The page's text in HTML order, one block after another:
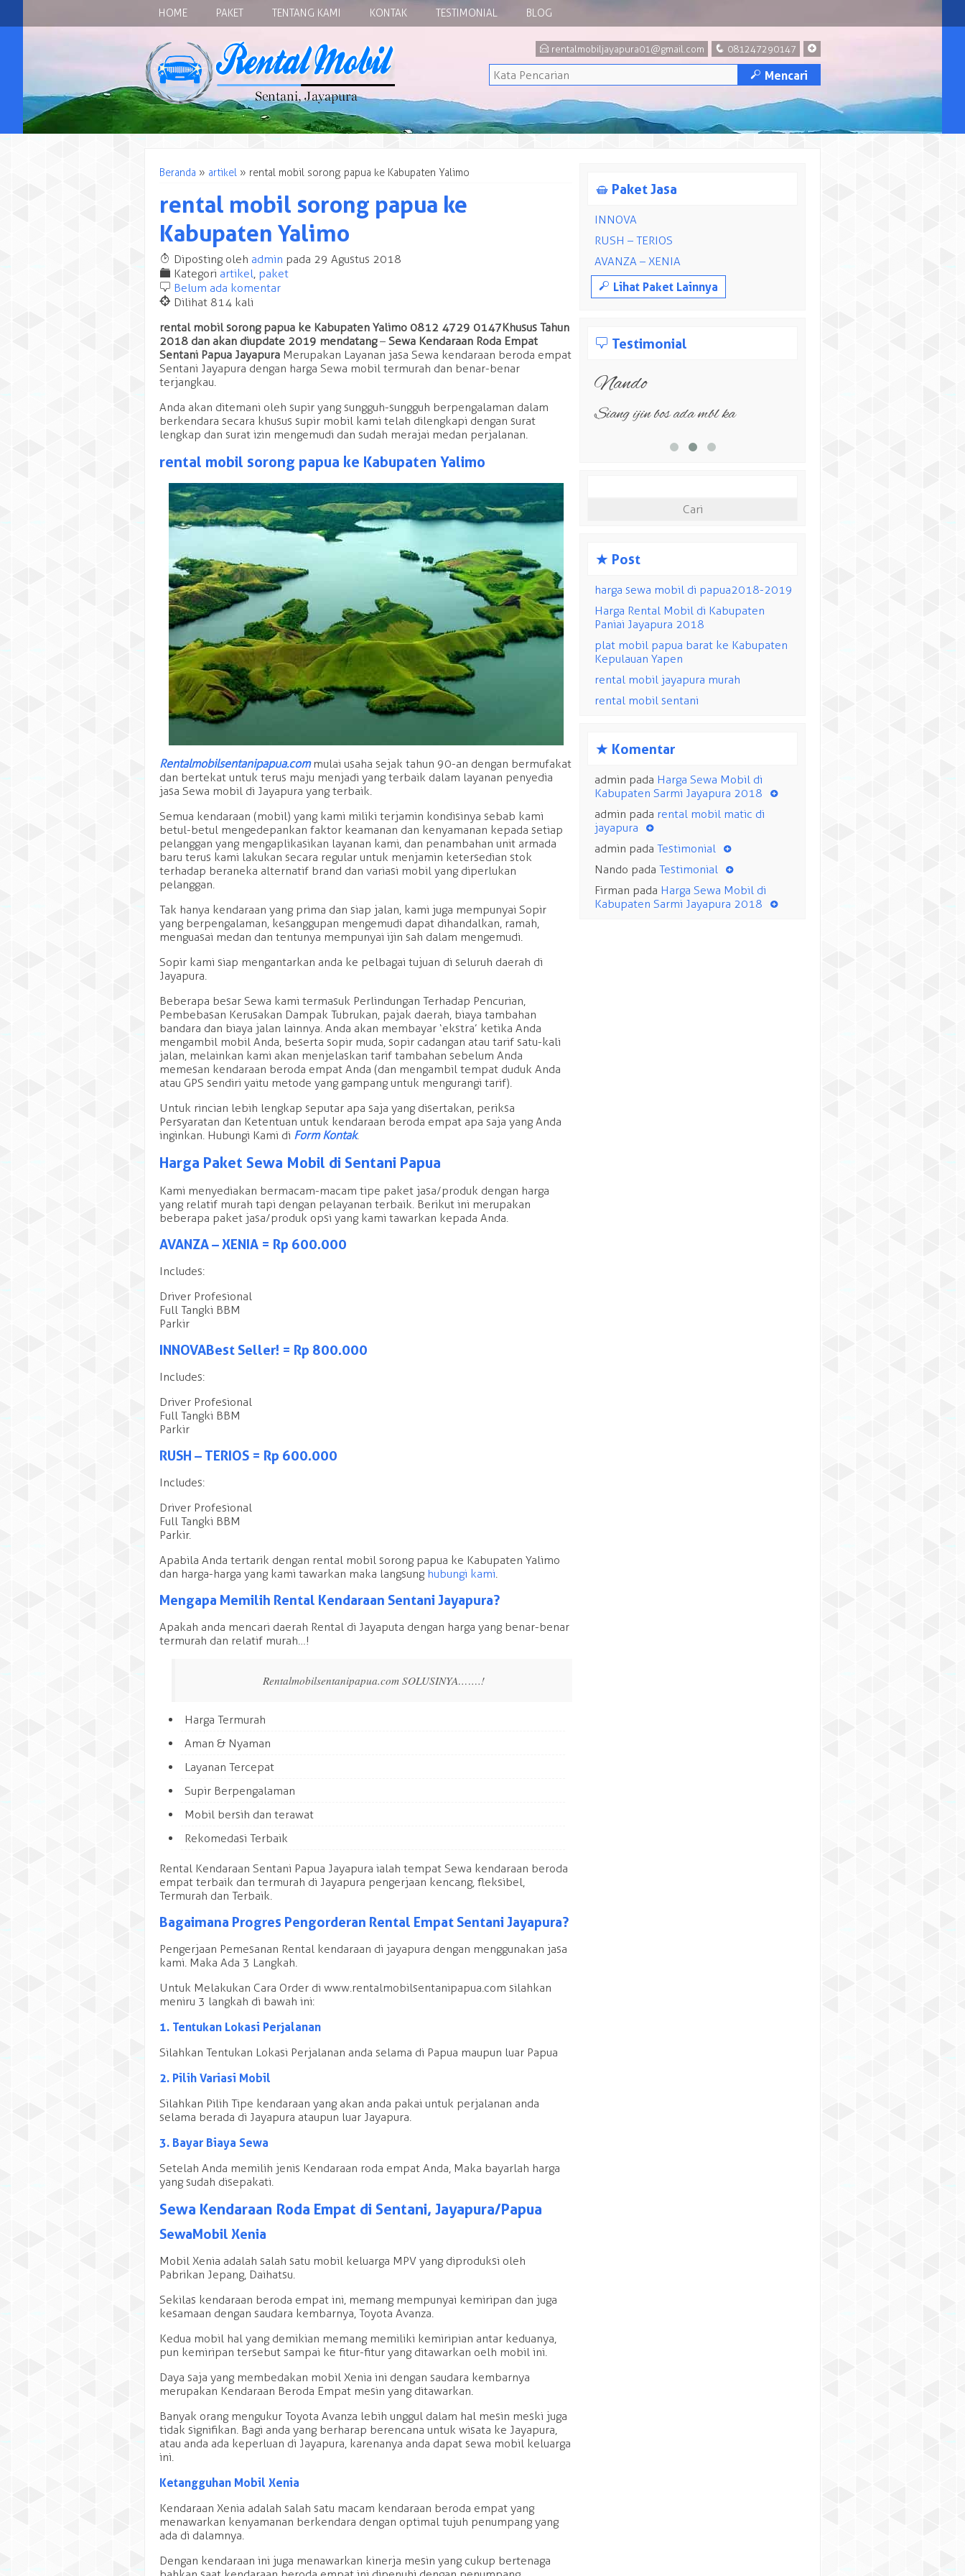
HOME PAKET TENTANG KAMI KONTAK TESTIMONIAL BLOG
+
q 081247290147
E rentalmobiljayapura01@gmail.com
M Mencari
Beranda » artikel » rental mobil sorong papua ke Kabupaten Yalimo
rental mobil sorong papua ke
Kabupaten Yalimo
T Diposting oleh admin pada 29 Agustus 2018
F Kategori artikel, paket
b Belum ada komentar
@ Dilihat 814 kali
rental mobil sorong papua ke Kabupaten Yalimo 0812 4729 0147 Khusus Tahun
2018 dan akan diupdate 2019 mendatang– Sewa Kendaraan Roda Empat
Sentani Papua Jayapura Merupakan Layanan jasa Sewa kendaraan beroda empat
Sentani Jayapura dengan harga Sewa mobil termurah dan benar-benar
terjangkau.
Anda akan ditemani oleh supir yang sungguh-sungguh berpengalaman dalam
berkendara secara khusus supir mobil kami telah dilengkapi dengan surat
lengkap dan surat izin mengemudi dan sudah merajai medan perjalanan.
rental mobil sorong papua ke Kabupaten Yalimo
Rentalmobilsentanipapua.commulai usaha sejak tahun 90-an dengan bermufakat
dan bertekat untuk terus maju menjadi yang terbaik dalam layanan penyedia
jasa Sewa mobil di Jayapura yang terbaik.
Semua kendaraan (mobil) yang kami miliki terjamin kondisinya sebab kami
betul-betul mengedepankan faktor keamanan dan kenyamanan kepada setiap
pelanggan yang mengaplikasikan layanan kami, dan penambahan unit armada
baru terus kami lakukan secara regular untuk menjamin ketersedian stok
terhadap beraneka alternatif brand dan variasi mobil yang diperlukan
pelanggan.
Tak hanya kendaraan yang prima dan siap jalan, kami juga mempunyai Sopir
yang berpengalaman, kesanggupan mengemudi dapat dihandalkan, ramah,
menguasai medan dan tentunya mempunyai ijin sah dalam mengemudi.
Sopir kami siap mengantarkan anda ke pelbagai tujuan di seluruh daerah di
Jayapura.
Beberapa besar Sewa kami termasuk Perlindungan Terhadap Pencurian,
Pembebasan Kerusakan Dampak Tubrukan, pajak daerah, biaya tambahan
bandara dan biaya jalan lainnya. Anda akan membayar ‘ekstra’ ketika Anda
mengambil mobil Anda, beserta sopir muda, sopir cadangan atau tarif satu-kali
jalan, melainkan kami akan menjelaskan tarif tambahan sebelum Anda
memesan kendaraan beroda empat Anda (dan mengambil tempat duduk Anda
atau GPS sendiri yaitu metode yang gampang untuk mengurangi tarif).
Untuk rincian lebih lengkap seputar apa saja yang disertakan, periksa
Persyaratan dan Ketentuan untuk kendaraan beroda empat apa saja yang Anda
inginkan. Hubungi Kami di Form Kontak.
Harga Paket Sewa Mobil di Sentani Papua
Kami menyediakan bermacam-macam tipe paket jasa/produk dengan harga
yang relatif murah tapi dengan pelayanan terbaik. Berikut ini merupakan
beberapa paket jasa/produk opsi yang kami tawarkan kepada Anda.
AVANZA – XENIA = Rp 600.000
Includes:
Driver Profesional
Full Tangki BBM
Parkir
INNOVA Best Seller! = Rp 800.000
Includes:
Driver Profesional
Full Tangki BBM
Parkir
RUSH – TERIOS = Rp 600.000
Includes:
Driver Profesional
Full Tangki BBM
Parkir.
Apabila Anda tertarik dengan rental mobil sorong papua ke Kabupaten Yalimo
dan harga-harga yang kami tawarkan maka langsung hubungi kami.
Mengapa Memilih Rental Kendaraan Sentani Jayapura?
Apakah anda mencari daerah Rental di Jayaputa dengan harga yang benar-benar
termurah dan relatif murah…!
Rentalmobilsentanipapua.com SOLUSINYA…….!
Harga Termurah
Aman & Nyaman
Layanan Tercepat
Supir Berpengalaman
Mobil bersih dan terawat
Rekomedasi Terbaik
Rental Kendaraan Sentani Papua Jayapura ialah tempat Sewa kendaraan beroda
empat terbaik dan termurah di Jayapura pengerjaan kencang, fleksibel,
Termurah dan Terbaik.
Bagaimana Progres Pengorderan Rental Empat Sentani Jayapura?
Pengerjaan Pemesanan Rental kendaraan di jayapura dengan menggunakan jasa
kami. Maka Ada 3 Langkah.
Untuk Melakukan Cara Order di www.rentalmobilsentanipapua.com silahkan
meniru 3 langkah di bawah ini:
1. Tentukan Lokasi Perjalanan
Silahkan Tentukan Lokasi Perjalanan anda selama di Papua maupun luar Papua
2. Pilih Variasi Mobil
Silahkan Pilih Tipe kendaraan yang akan anda pakai untuk perjalanan anda
selama berada di Jayapura ataupun luar Jayapura.
3. Bayar Biaya Sewa
Setelah Anda memilih jenis Kendaraan roda empat Anda, Maka bayarlah harga
yang sudah disepakati.
Sewa Kendaraan Roda Empat di Sentani, Jayapura/Papua
Sewa Mobil Xenia
Mobil Xenia adalah salah satu mobil keluarga MPV yang diproduksi oleh
Pabrikan Jepang, Daihatsu.
Sekilas kendaraan beroda empat ini, memang mempunyai kemiripan dan juga
kesamaan dengan saudara kembarnya, Toyota Avanza.
Kedua mobil hal yang demikian memang memiliki kemiripian antar keduanya,
pun kemiripan tersebut sampai ke fitur-fitur yang ditawarkan oelh mobil ini.
Daya saja yang membedakan mobil Xenia ini dengan saudara kembarnya
merupakan Kendaraan Beroda Empat mesin yang ditawarkan.
Banyak orang mengukur Toyota Avanza lebih unggul dalam hal mesin meski juga
tidak signifikan. Bagi anda yang berharap berencana untuk wisata ke Jayapura,
atau anda ada keperluan di Jayapura, karenanya anda dapat sewa mobil keluarga
ini.
Ketangguhan Mobil Xenia
Kendaraan Xenia adalah salah satu macam kendaraan beroda empat yang
menawarkan kenyamanan berkendara dengan optimal tujuh penumpang yang
ada di dalamnya.
Dengan kendaraan ini juga menawarkan kinerja mesin yang cukup bertenaga
S Paket Jasa
INNOVA
RUSH – TERIOS
AVANZA – XENIA
M Lihat Paket Lainnya
b Testimonial
admin
ada bos
Nando
Siang ijin bos ada mbl ka
admin
Ini adalah testimoni dari website
hasil kerja kami di halam ini.
s Post
harga sewa mobil di papua2018-2019
Harga Rental Mobil di Kabupaten
Paniai Jayapura 2018
plat mobil papua barat ke Kabupaten
Kepulauan Yapen
rental mobil sentani
sKomentar
admin pada Harga Sewa Mobil di
Kabupaten Sarmi Jayapura 2018
admin pada rental mobil matic di
jayapura
adminpada Testimonial
NandopadaTestimonial